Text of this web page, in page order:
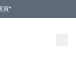
買*